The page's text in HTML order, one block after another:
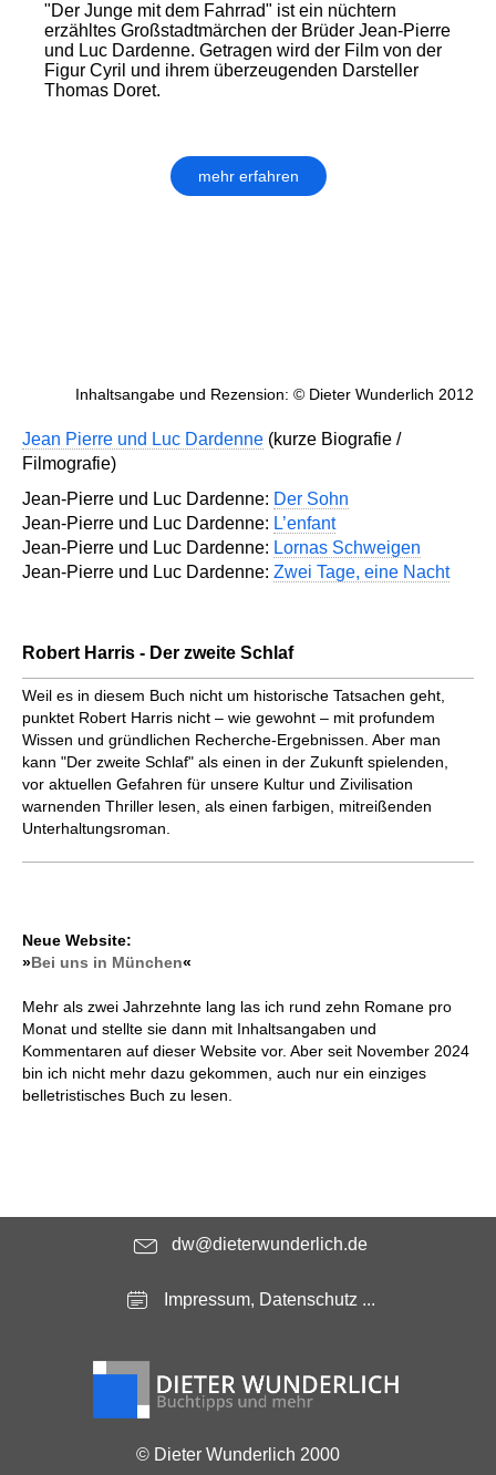
"Der Junge mit dem Fahrrad" ist ein nüchtern
erzähltes Großstadtmärchen der Brüder Jean-Pierre
und Luc Dardenne. Getragen wird der Film von der
Figur Cyril und ihrem überzeugenden Darsteller
Thomas Doret.
mehr erfahren
Inhaltsangabe und Rezension: © Dieter Wunderlich 2012
Jean Pierre und Luc Dardenne (kurze Biografie /
Filmografie)
Jean-Pierre und Luc Dardenne: Der Sohn
Jean-Pierre und Luc Dardenne: L’enfant
Jean-Pierre und Luc Dardenne: Lornas Schweigen
Jean-Pierre und Luc Dardenne: Zwei Tage, eine Nacht
Robert Harris - Der zweite Schlaf
Weil es in diesem Buch nicht um historische Tatsachen geht,
punktet Robert Harris nicht – wie gewohnt – mit profundem
Wissen und gründlichen Recherche-Ergebnissen. Aber man
kann "Der zweite Schlaf" als einen in der Zukunft spielenden,
vor aktuellen Gefahren für unsere Kultur und Zivilisation
warnenden Thriller lesen, als einen farbigen, mitreißenden
Unterhaltungsroman.
Neue Website:
»Bei uns in München«
Mehr als zwei Jahrzehnte lang las ich rund zehn Romane pro
Monat und stellte sie dann mit Inhaltsangaben und
Kommentaren auf dieser Website vor. Aber seit November 2024
bin ich nicht mehr dazu gekommen, auch nur ein einziges
belletristisches Buch zu lesen.
dw@dieterwunderlich.de
Impressum, Datenschutz ...
© Dieter Wunderlich 2000